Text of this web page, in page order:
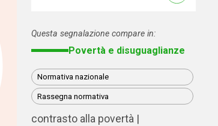
Questa segnalazione compare in:
Povertà e disuguaglianze
Normativa nazionale
Rassegna normativa
contrasto alla povertà